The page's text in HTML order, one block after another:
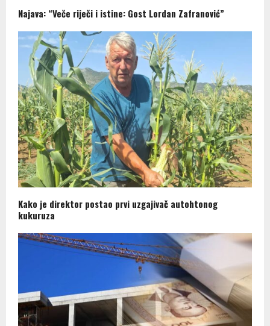
Najava: “Veče riječi i istine: Gost Lordan Zafranović”
Kako je direktor postao prvi uzgajivač autohtonog
kukuruza